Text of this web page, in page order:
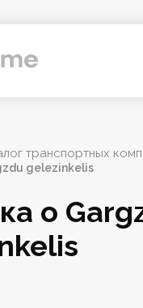
транспортных
gelezinkelis
о